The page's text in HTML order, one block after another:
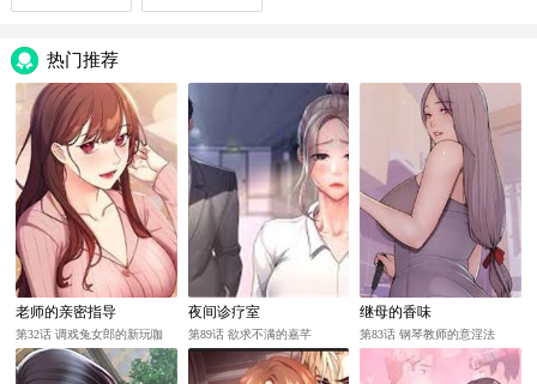
热门推荐
老师的亲密指导
第32话 调戏兔女郎的新玩咖
夜间诊疗室
第89话 欲求不满的嘉芊
继母的香味
第83话 钢琴教师的意淫法